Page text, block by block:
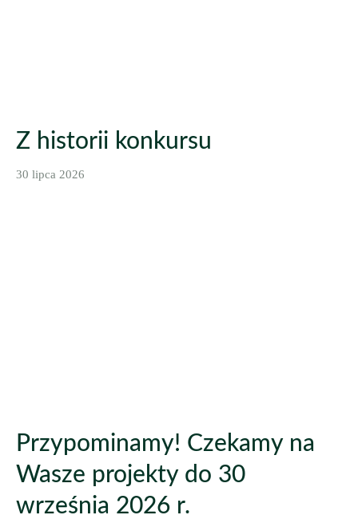
Z historii konkursu
30 lipca 2026
Przypominamy! Czekamy na
Wasze projekty do 30
września 2026 r.